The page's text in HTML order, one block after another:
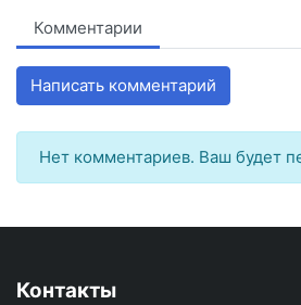
Комментарии
Написать комментарий
Нет комментариев. Ваш будет
Контакты